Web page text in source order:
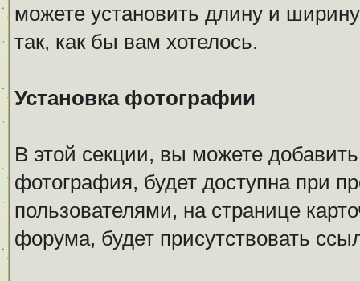
можете установить длину и
так, как бы вам хотелось.
Установка фотографии
В этой секции, вы можете
фотография, будет доступна при
пользователями, на странице
форума, будет присутствовать